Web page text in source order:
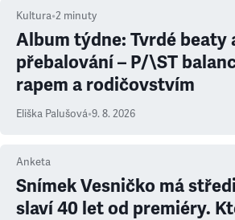
Kultura•2 minuty
Album týdne: Tvrdé beaty
přebalování – P/\ST
rapem a rodičovstvím
Eliška Palušová•9. 8. 2026
Anketa
Snímek Vesničko má
slaví 40 let od premiéry.